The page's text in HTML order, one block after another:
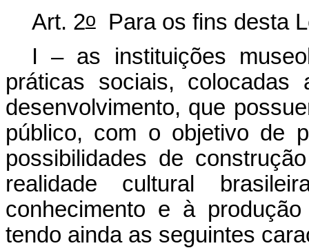
Art. 2oPara os fins desta
I – as instituições
práticas sociais,
desenvolvimento, que
público, com o objetivo de
possibilidades de
realidade cultural
conhecimento e à
tendo ainda as seguintes